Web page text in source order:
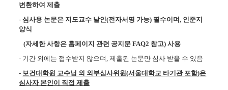
변환하여 제출
- 심사용 논문은 지도교수 날인(전자서명 가능) 필수이며, 인준지
양식
(자세한 사항은 홈페이지 관련 공지문 FAQ2 참고) 사용
- 기간 외에는 접수받지 않으며 ,제출된 논문만 심사 받을 수 있음
- 보건대학원 교수님 외 외부심사위원(서울대학교 타기관 포함)은
심사자 본인이 직접 제출